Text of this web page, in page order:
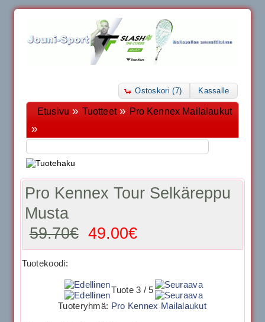
Ostoskori (7) Kassalle
Etusivu » Tuotteet» Pro Kennex Mailalaukut
»
Pro Kennex Tour Selkäreppu
Musta
59.70€ 49.00€
Tuotekoodi:
Tuote 3 / 5
Tuoteryhmä: Pro Kennex Mailalaukut